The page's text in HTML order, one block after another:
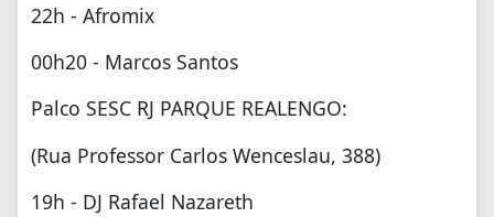
22h - Afromix
00h20 - Marcos Santos
Palco SESC RJ PARQUE REALENGO:
(Rua Professor Carlos Wenceslau, 388)
19h - DJ Rafael Nazareth